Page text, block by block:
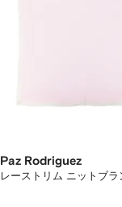
Paz Rodriguez
レーストリム ニットブラ